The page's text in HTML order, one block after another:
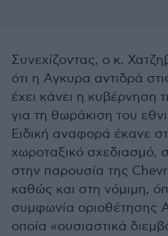
Συνεχίζοντας, ο κ.
ότι η Άγκυρα αντιδρά
έχει κάνει η κυβέρνηση
για τη θωράκιση του
Ειδική αναφορά έκανε
χωροταξικό σχεδιασμό,
στην παρουσία της
καθώς και στη νόμιμη,
συμφωνία οριοθέτησης
οποία «ουσιαστικά